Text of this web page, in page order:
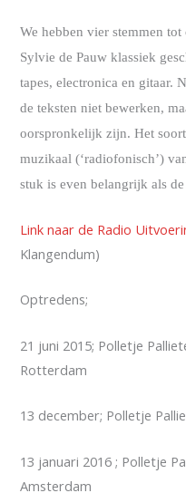
We hebben vier stemmen
Sylvie de Pauw klassiek
tapes, electronica en gitaar.
de teksten niet bewerken,
oorspronkelijk zijn.Het
muzikaal (‘radiofonisch’)
stuk is even belangrijk als de
Link naar de Radio
Klangendum)
Optredens;
21 juni 2015; Polletje
Rotterdam
13 december; Polletje
13 januari 2016 ; Polletje
Amsterdam